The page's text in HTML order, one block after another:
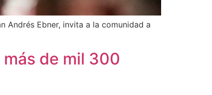
Andrés Ebner, invita a la comunidad a
de mil 300